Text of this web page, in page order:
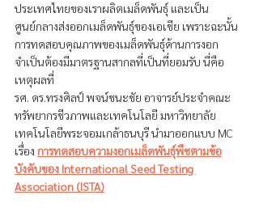
ประเทศไทยของเราผลิตเมล็ดพันธุ์ และเป็น
ศูนย์กลางส่งออกเมล็ดพันธุ์ของเอเชีย เพราะฉะนั้น
การทดสอบคุณภาพของเมล็ดพันธุ์ด้านการงอก
จำเป็นต้องมีมาตรฐานสากลที่เป็นที่ยอมรับ นี่คือ
เหตุผลที่
รศ. ดร.ทรงศิลป์ พจน์ชนะชัย อาจารย์ประจำคณะ
ทรัพยากรชีวภาพและเทคโนโลยี มหาวิทยาลัย
เทคโนโลยีพระจอมเกล้าธนบุรี นำมาออกแบบ MC
เรื่อง การทดสอบความงอกเมล็ดพันธุ์พืชตามข้อ
บังคับของ International Seed Testing
Association (ISTA)